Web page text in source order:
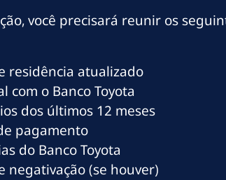
você precisará reunir os
residência atualizado
com o Banco Toyota
dos últimos 12 meses
pagamento
do Banco Toyota
negativação (se houver)